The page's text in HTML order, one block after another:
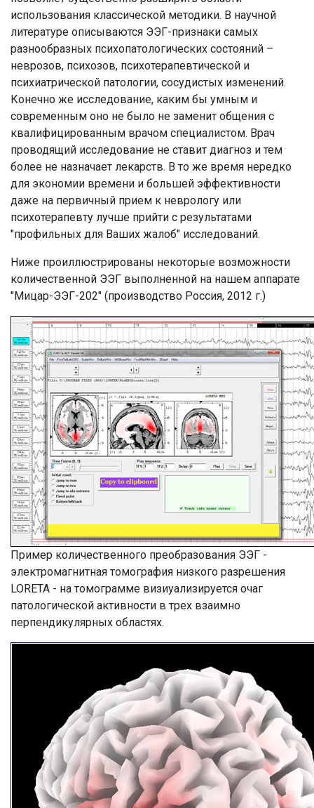
использования классической методики. В научной
литературе описываются ЭЭГ-признаки самых
разнообразных психопатологических состояний –
неврозов, психозов, психотерапевтической и
психиатрической патологии, сосудистых изменений.
Конечно же исследование, каким бы умным и
современным оно не было не заменит общения с
квалифицированным врачом специалистом. Врач
проводящий исследование не ставит диагноз и тем
более не назначает лекарств. В то же время нередко
для экономии времени и большей эффективности
даже на первичный прием к неврологу или
психотерапевту лучше прийти с результатами
"профильных для Ваших жалоб" исследований.
Ниже проиллюстрированы некоторые возможности
количественной ЭЭГ выполненной на нашем аппарате
"Мицар-ЭЭГ-202" (производство Россия, 2012 г.)
Пример количественного преобразования ЭЭГ -
электромагнитная томография низкого разрешения
LORETA - на томограмме визиуализируется очаг
патологической активности в трех взаимно
перпендикулярных областях.